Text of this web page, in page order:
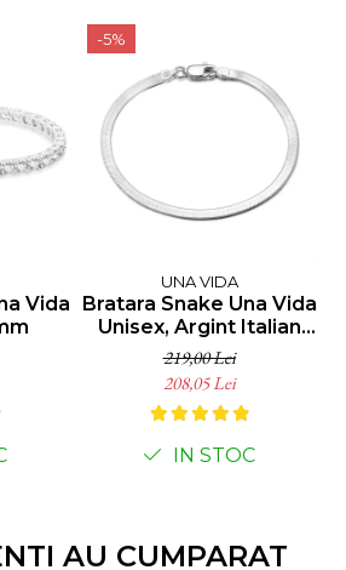
Vida
-5%
UNA VIDA
Bratara Snake Una Vida
Unisex, Argint Italian
925
219,00 Lei
208,05 Lei
IN STOC
AU CUMPARAT